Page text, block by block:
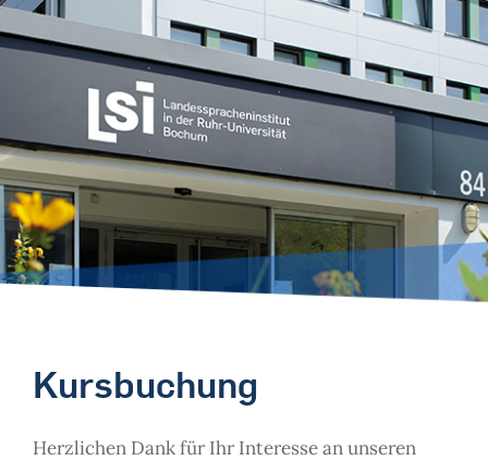
Kursbuchung
Herzlichen Dank für Ihr Interesse an unseren